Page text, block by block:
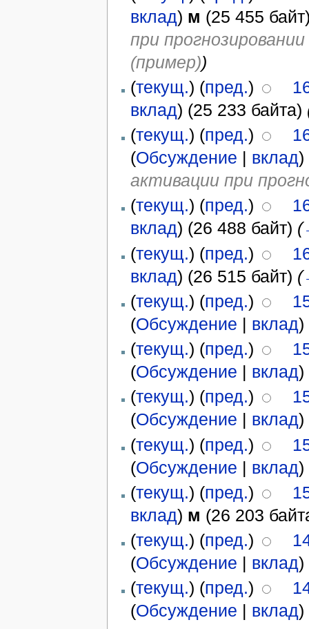
вклад) м (25 455
при
(пример))
(текущ.) (пред.)
вклад) (25 233 байта)
(текущ.) (пред.)
(Обсуждение | вклад)
активации при
(текущ.) (пред.)
вклад) (26 488 байт) (
(текущ.) (пред.)
вклад) (26 515 байт) (
(текущ.) (пред.)
(Обсуждение | вклад)
(текущ.) (пред.)
(Обсуждение | вклад)
(текущ.) (пред.)
(Обсуждение | вклад)
(текущ.) (пред.)
(Обсуждение | вклад)
(текущ.) (пред.)
вклад) м (26 203
(текущ.) (пред.)
(Обсуждение | вклад)
(текущ.) (пред.)
(Обсуждение | вклад)